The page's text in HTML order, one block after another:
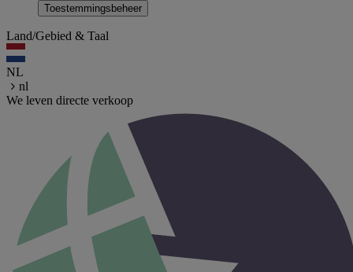
Toestemmingsbeheer
Land/Gebied & Taal
NL
nl
We leven directe verkoop